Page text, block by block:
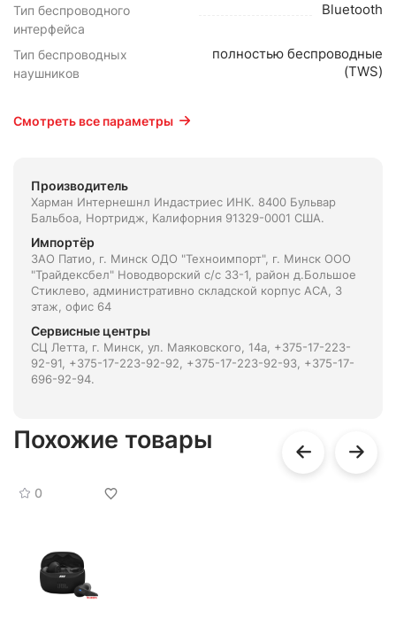
Тип беспроводного
интерфейса
Bluetooth
Тип беспроводных
наушников
полностью беспроводные
(TWS)
Смотреть все параметры
Производитель
Харман Интернешнл Индастриес ИНК. 8400 Бульвар
Бальбоа, Нортридж, Калифорния 91329-0001 США.
Импортёр
ЗАО Патио, г. Минск ОДО "Техноимпорт", г. Минск ООО
"Трайдексбел" Новодворский с/с 33-1, район д.Большое
Стиклево, административно складской корпус АСА, 3
этаж, офис 64
Сервисные центры
СЦ Летта, г. Минск, ул. Маяковского, 14а, +375-17-223-
92-91, +375-17-223-92-92, +375-17-223-92-93, +375-17-
696-92-94.
Похожие товары
0